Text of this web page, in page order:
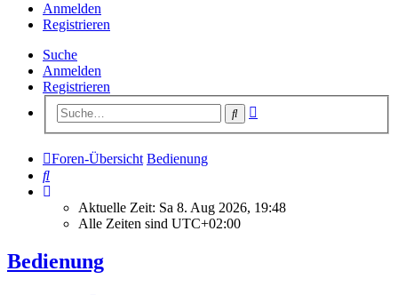
Anmelden
Registrieren
Suche
Anmelden
Registrieren
Suche
Foren-Übersicht Bedienung
Suche
Aktuelle Zeit: Sa 8. Aug 2026, 19:48
Alle Zeiten sind UTC+02:00
Bedienung